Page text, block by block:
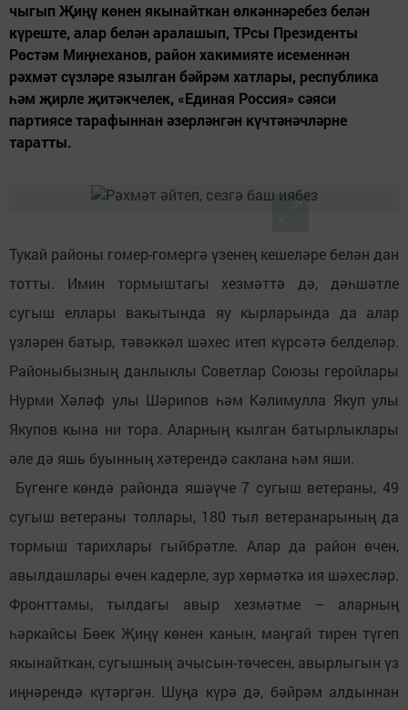
чыгып Җиңү көнен якынайткан өлкәннәребез белән
күреште, алар белән аралашып, ТРсы Президенты
Рөстәм Миңнеханов, район хакимияте исеменнән
рәхмәт сүзләре язылган бәйрәм хатлары, республика
һәм җирле җитәкчелек, «Единая Россия» сәяси
партиясе тарафыннан әзерләнгән күчтәнәчләрне
таратты.
Тукай районы гомер-гомергә үзенең кешеләре белән дан
тотты. Имин тормыштагы хезмәттә дә, дәһшәтле
сугыш еллары вакытында яу кырларында да алар
үзләрен батыр, тәвәккәл шәхес итеп күрсәтә белделәр.
Районыбызның данлыклы Советлар Союзы геройлары
Нурми Хәләф улы Шәрипов һәм Кәлимулла Якуп улы
Якупов кына ни тора. Аларның кылган батырлыклары
әле дә яшь буынның хәтерендә саклана һәм яши.
Бүгенге көндә районда яшәүче 7 сугыш ветераны, 49
сугыш ветераны толлары, 180 тыл ветеранарының да
тормыш тарихлары гыйбрәтле. Алар да район өчен,
авылдашлары өчен кадерле, зур хөрмәткә ия шәхесләр.
Фронттамы, тылдагы авыр хезмәтме – аларның
һәркайсы Бөек Җиңү көнен канын, маңгай тирен түгеп
якынайткан, сугышның ачысын-төчесен, авырлыгын үз
иңнәрендә күтәргән. Шуңа күрә дә, бәйрәм алдыннан